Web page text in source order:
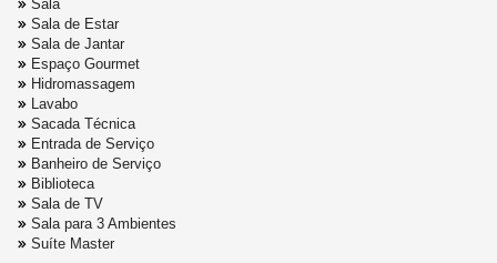
Sala
Sala de Estar
Sala de Jantar
Espaço Gourmet
Hidromassagem
Lavabo
Sacada Técnica
Entrada de Serviço
Banheiro de Serviço
Biblioteca
Sala de TV
Sala para 3 Ambientes
Suíte Master